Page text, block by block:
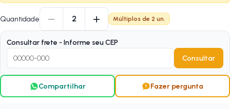
Quantidade − 2 + Múltiplos de 2 un.
Consultar frete - Informe seu CEP
Consultar
Compartilhar Fazer pergunta